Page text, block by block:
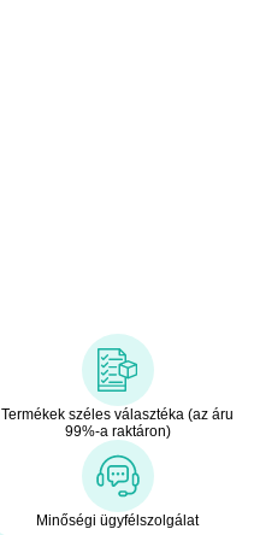
Termékek széles választéka (az áru
99%-a raktáron)
Minőségi ügyfélszolgálat